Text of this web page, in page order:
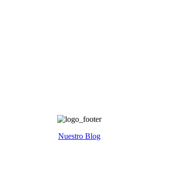
Nuestro Blog